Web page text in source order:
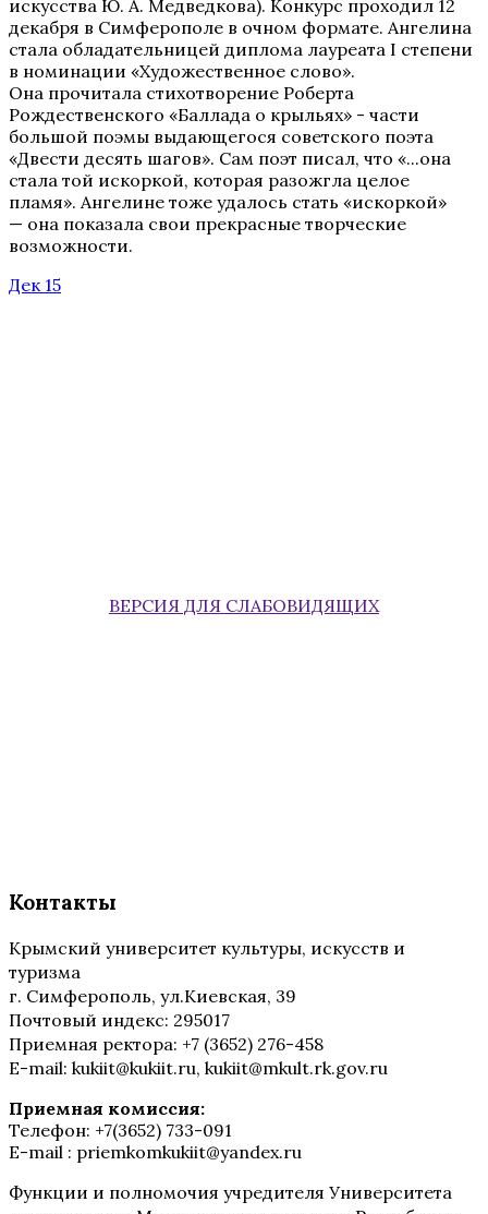
искусства Ю. А. Медведкова). Конкурс проходил 12
декабря в Симферополе в очном формате. Ангелина
стала обладательницей диплома лауреата I степени
в номинации «Художественное слово».
Она прочитала стихотворение Роберта
Рождественского «Баллада о крыльях» - части
большой поэмы выдающегося советского поэта
«Двести десять шагов». Сам поэт писал, что «...она
стала той искоркой, которая разожгла целое
пламя». Ангелине тоже удалось стать «искоркой»
— она показала свои прекрасные творческие
возможности.
Дек 15
ВЕРСИЯ ДЛЯ СЛАБОВИДЯЩИХ
Контакты
Крымский университет культуры, искусств и
туризма
г. Симферополь, ул.Киевская, 39
Почтовый индекс: 295017
Приемная ректора: +7 (3652) 276-458
E-mail: kukiit@kukiit.ru, kukiit@mkult.rk.gov.ru
Приемная комиссия:
Телефон: +7(3652) 733-091
E-mail : priemkomkukiit@yandex.ru
Функции и полномочия учредителя Университета